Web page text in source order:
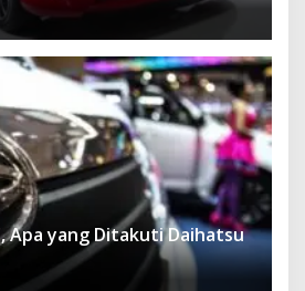
Apa yang Ditakuti Daihatsu